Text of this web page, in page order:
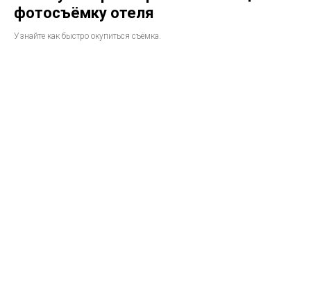
фотосъёмку отеля
Узнайте как быстро окупиться съёмка.